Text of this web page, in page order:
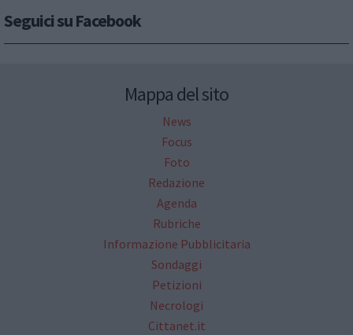
Seguici su Facebook
Mappa del sito
News
Focus
Foto
Redazione
Agenda
Rubriche
Informazione Pubblicitaria
Sondaggi
Petizioni
Necrologi
Cittanet.it